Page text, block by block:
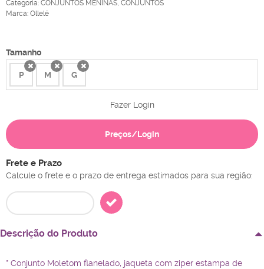
Categoria: CONJUNTOS MENINAS, CONJUNTOS
Marca: Ollelê
Tamanho
P M G
Fazer Login
Preços/Login
Frete e Prazo
Calcule o frete e o prazo de entrega estimados para sua região:
Descrição do Produto
* Conjunto Moletom flanelado, jaqueta com ziper estampa de